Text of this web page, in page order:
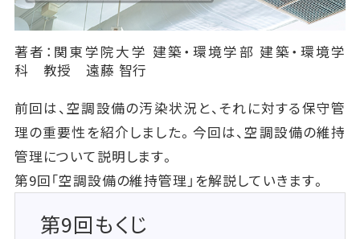
著者：関東学院大学 建築・環境学部 建築・環境学
科 教授 遠藤 智行
前回は、空調設備の汚染状況と、それに対する保守管
理の重要性を紹介しました。今回は、空調設備の維持
管理について説明します。
第9回「空調設備の維持管理」を解説していきます。
第9回もくじ